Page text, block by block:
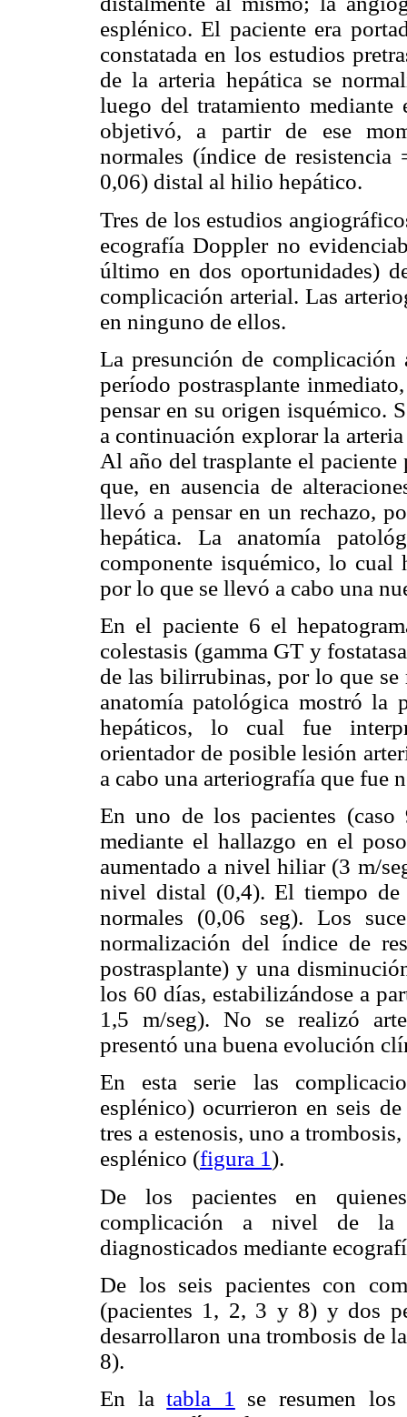
esplénico. El paciente era
constatada en los estudios
de la arteria hepática se
luego del tratamiento
objetivó, a partir de ese
normales (índice de
0,06) distal al hilio hepático.
Tres de los estudios
ecografía Doppler no
último en dos oportunidades)
complicación arterial. Las
en ninguno de ellos.
La presunción de
período postrasplante
pensar en su origen isquémico.
a continuación explorar la
Al año del trasplante el paciente
que, en ausencia de
llevó a pensar en un rechazo,
hepática. La anatomía
componente isquémico, lo cual
por lo que se llevó a cabo una
En el paciente 6 el
colestasis (gamma GT y
de las bilirrubinas, por lo que
anatomía patológica mostró la
hepáticos, lo cual fue
orientador de posible lesión
a cabo una arteriografía que fue
En uno de los pacientes (caso
mediante el hallazgo en el
aumentado a nivel hiliar (3 m/
nivel distal (0,4). El tiempo de
normales (0,06 seg). Los
normalización del índice de
postrasplante) y una
los 60 días, estabilizándose a
1,5 m/seg). No se realizó
presentó una buena evolución
En esta serie las
esplénico) ocurrieron en seis
tres a estenosis, uno a
esplénico (figura 1).
De los pacientes en
complicación a nivel de la
diagnosticados mediante
De los seis pacientes con
(pacientes 1, 2, 3 y 8) y dos
desarrollaron una trombosis de
8).
En latabla 1
se resumen